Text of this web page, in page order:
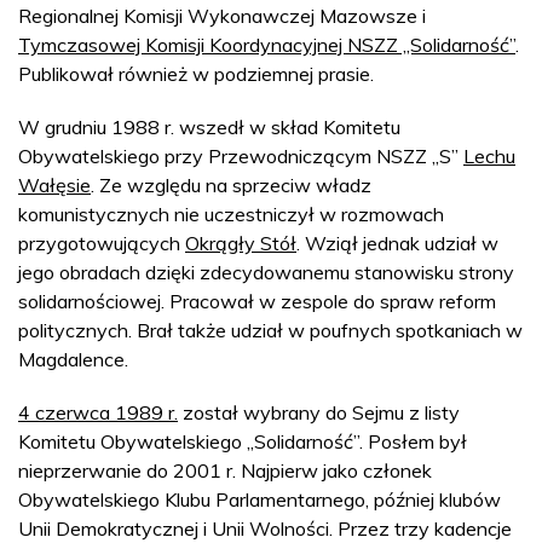
Regionalnej Komisji Wykonawczej Mazowsze i
Tymczasowej Komisji Koordynacyjnej NSZZ „Solidarność”
Publikował również w podziemnej prasie.
W grudniu 1988 r. wszedł w skład Komitetu
Obywatelskiego przy Przewodniczącym NSZZ „S” Lechu
Wałęsie . Ze względu na sprzeciw władz
komunistycznych nie uczestniczył w rozmowach
przygotowujących Okrągły Stół . Wziął jednak udział w
jego obradach dzięki zdecydowanemu stanowisku strony
solidarnościowej. Pracował w zespole do spraw reform
politycznych. Brał także udział w poufnych spotkaniach w
Magdalence.
4 czerwca 1989 r. został wybrany do Sejmu z listy
Komitetu Obywatelskiego „Solidarność”. Posłem był
nieprzerwanie do 2001 r. Najpierw jako członek
Obywatelskiego Klubu Parlamentarnego, później klubów
Unii Demokratycznej i Unii Wolności. Przez trzy kadencje